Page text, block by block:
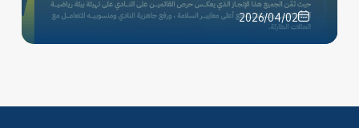
2026/04/02